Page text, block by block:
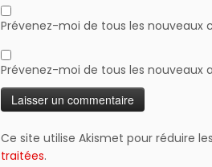
Prévenez-moi de tous les nouveaux
Prévenez-moi de tous les nouveaux
Ce site utilise Akismet pour réduire
traitées.